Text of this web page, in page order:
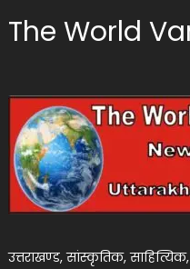
The World
उत्तराखण्ड, सांस्कृतिक,